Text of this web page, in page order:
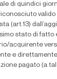
di quindici
(art.13)
stato di fatto
acquirente
e
pagato (a